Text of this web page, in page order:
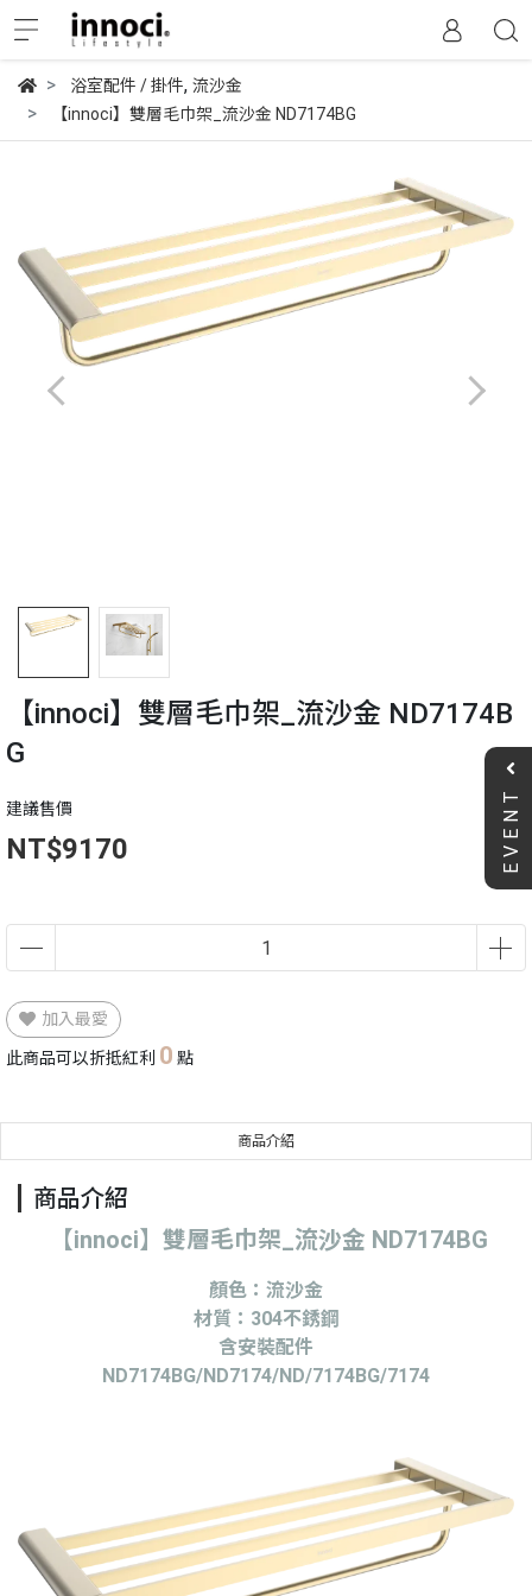
浴室配件 / 掛件, 流沙金
【innoci】雙層毛巾架_流沙金 ND7174BG
【innoci】雙層毛巾架_流沙金 ND7174B
G
建議售價
NT$9170
加入最愛
此商品可以折抵紅利 0 點
商品介紹
商品介紹
【innoci】雙層毛巾架_流沙金 ND7174BG
顏色：流沙金
材質：304不銹鋼
含安裝配件
ND7174BG/ND7174/ND/7174BG/7174
EVENT